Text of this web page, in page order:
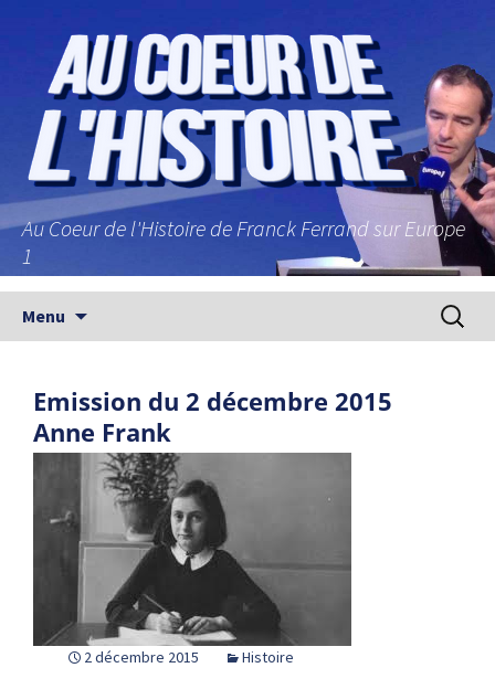
Au Coeur de l'Histoire de Franck Ferrand sur Europe
1
Menu
Emission du 2 décembre 2015
Anne Frank
2 décembre 2015 Histoire